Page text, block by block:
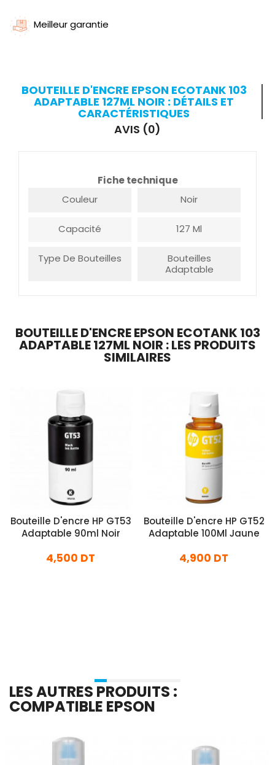
Meilleur garantie
BOUTEILLE D'ENCRE EPSON ECOTANK 103
ADAPTABLE 127ML NOIR : DÉTAILS ET
CARACTÉRISTIQUES
AVIS (0)
Fiche technique
Couleur
Noir
Capacité 127 Ml
Type De Bouteilles
Bouteilles
Adaptable
BOUTEILLE D'ENCRE EPSON ECOTANK 103
ADAPTABLE 127ML NOIR : LES PRODUITS
SIMILAIRES
Bouteille D'encre HP GT53
Adaptable 90ml Noir
4,500 DT
Bouteille D'encre HP GT52
Adaptable 100Ml Jaune
4,900 DT
LES AUTRES PRODUITS :
COMPATIBLE EPSON